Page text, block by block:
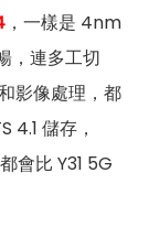
，一樣是 4nm
，連多工切
影像處理，都
4.1 儲存，
會比 Y31 5G